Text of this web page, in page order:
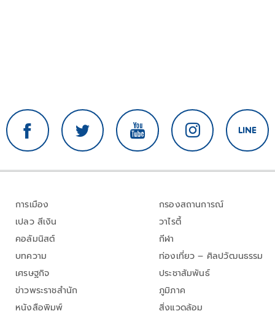
การเมือง
เปลว สีเงิน
คอลัมนิสต์
บทความ
เศรษฐกิจ
ข่าวพระราชสำนัก
หนังสือพิมพ์
กรองสถานการณ์
วาไรตี้
กีฬา
ท่องเที่ยว – ศิลปวัฒนธรรม
ประชาสัมพันธ์
ภูมิภาค
สิ่งแวดล้อม